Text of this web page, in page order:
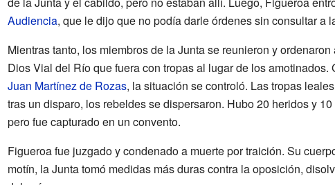
Audiencia, que le dijo que no podía darle órdenes sin consultar a
Mientras tanto, los miembros de la Junta se reunieron y
Dios Vial del Río que fuera con tropas al lugar de los amotinados.
Juan Martínez de Rozas, la situación se controló. Las tropas
tras un disparo, los rebeldes se dispersaron. Hubo 20 heridos y
pero fue capturado en un convento.
Figueroa fue juzgado y condenado a muerte por traición. Su
motín, la Junta tomó medidas más duras contra la oposición,